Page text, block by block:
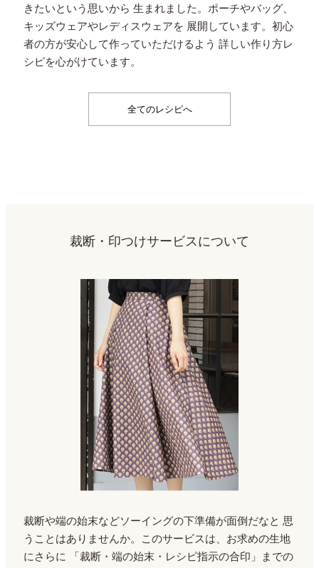
きたいという思いから 生まれました。ポーチやバッグ、
キッズウェアやレディスウェアを 展開しています。初心
者の方が安心して作っていただけるよう 詳しい作り方レ
シピを心がけています。
全てのレシピへ
裁断・印つけサービスについて
裁断や端の始末などソーイングの下準備が面倒だなと 思
うことはありませんか。このサービスは、お求めの生地
にさらに
「裁断・端の始末・レシピ指示の合印」までの